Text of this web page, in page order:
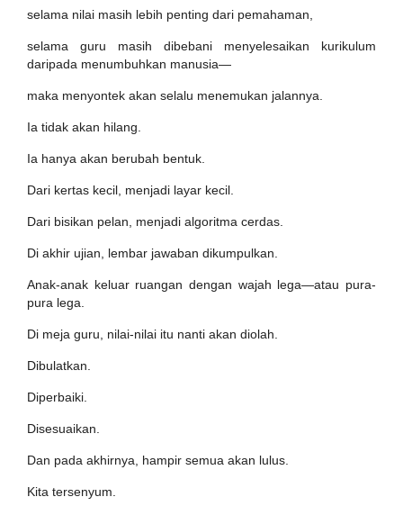
selama nilai masih lebih penting dari pemahaman,
selama guru masih dibebani menyelesaikan kurikulum
daripada menumbuhkan manusia—
maka menyontek akan selalu menemukan jalannya.
Ia tidak akan hilang.
Ia hanya akan berubah bentuk.
Dari kertas kecil, menjadi layar kecil.
Dari bisikan pelan, menjadi algoritma cerdas.
Di akhir ujian, lembar jawaban dikumpulkan.
Anak-anak keluar ruangan dengan wajah lega—atau pura-
pura lega.
Di meja guru, nilai-nilai itu nanti akan diolah.
Dibulatkan.
Diperbaiki.
Disesuaikan.
Dan pada akhirnya, hampir semua akan lulus.
Kita tersenyum.